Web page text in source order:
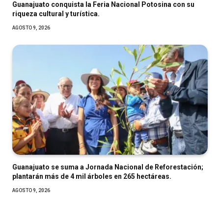
Guanajuato conquista la Feria Nacional Potosina con su
riqueza cultural y turística.
AGOSTO 9, 2026
Guanajuato se suma a Jornada Nacional de Reforestación;
plantarán más de 4 mil árboles en 265 hectáreas.
AGOSTO 9, 2026